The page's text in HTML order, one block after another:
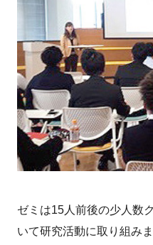
ゼミは15人前後の少人数
いて研究活動に取り組み